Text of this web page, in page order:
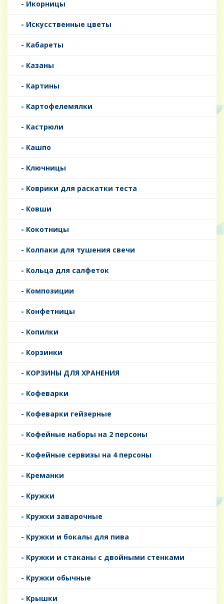
- Икорницы
- Искусственные цветы
- Кабареты
- Казаны
- Картины
- Картофелемялки
- Кастрюли
- Кашпо
- Ключницы
- Коврики для раскатки теста
- Ковши
- Кокотницы
- Колпаки для тушения свечи
- Кольца для салфеток
- Композиции
- Конфетницы
- Копилки
- Корзинки
- КОРЗИНЫ ДЛЯ ХРАНЕНИЯ
- Кофеварки
- Кофеварки гейзерные
- Кофейные наборы на 2 персоны
- Кофейные сервизы на 4 персоны
- Креманки
- Кружки
- Кружки заварочные
- Кружки и бокалы для пива
- Кружки и стаканы с двойными стенками
- Кружки обычные
- Крышки